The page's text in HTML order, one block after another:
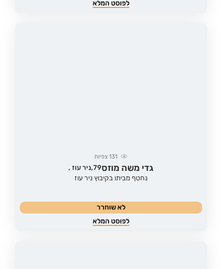
לפוסט המלא
131 צפיות
גדי משה מוזס79, ניר עוז ,
נחטף מביתו בקיבוץ ניר עוז
לא שוחרר
לפוסט המלא